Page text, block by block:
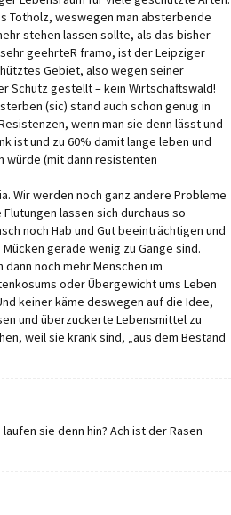
Totholz, weswegen man absterbende
stehen lassen sollte, als das bisher
geehrteR framo, ist der Leipziger
Gebiet, also wegen seiner
Schutz gestellt – kein Wirtschaftswald!
(sic) stand auch schon genug in
wenn man sie denn lässt und
ist und zu 60% damit lange leben und
würde (mit dann resistenten
Wir werden noch ganz andere Probleme
lassen sich durchaus so
noch Hab und Gut beeinträchtigen und
gerade wenig zu Gange sind.
noch mehr Menschen im
oder Übergewicht ums Leben
keiner käme deswegen auf die Idee,
und überzuckerte Lebensmittel zu
weil sie krank sind, „aus dem Bestand
sie denn hin? Ach ist der Rasen